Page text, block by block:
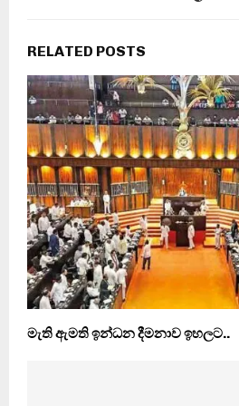
RELATED POSTS
මැති ඇමති ඉන්ධන දීමනාව ඉහලට..